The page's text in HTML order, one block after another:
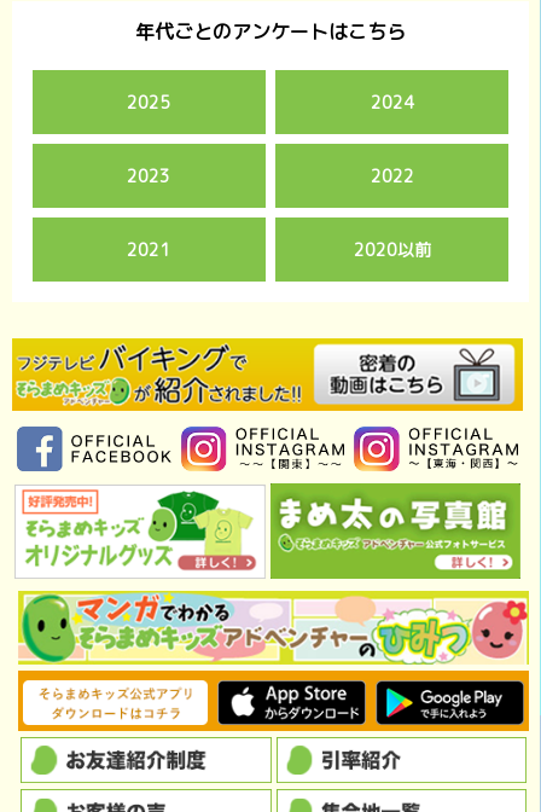
年代ごとのアンケートはこちら
2025 2024
2023 2022
2021 2020以前